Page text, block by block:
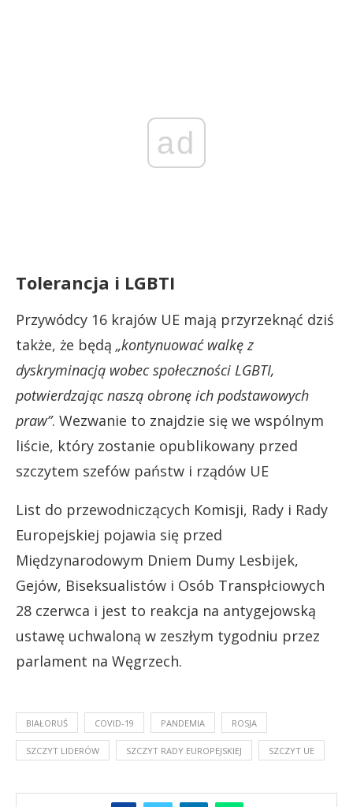
ad
Tolerancja i LGBTI
Przywódcy 16 krajów UE mają przyrzeknąć dziś
także, że będą „kontynuować walkę z
dyskryminacją wobec społeczności LGBTI,
potwierdzając naszą obronę ich podstawowych
praw”. Wezwanie to znajdzie się we wspólnym
liście, który zostanie opublikowany przed
szczytem szefów państw i rządów UE
List do przewodniczących Komisji, Rady i Rady
Europejskiej pojawia się przed
Międzynarodowym Dniem Dumy Lesbijek,
Gejów, Biseksualistów i Osób Transpłciowych
28 czerwca i jest to reakcja na antygejowską
ustawę uchwaloną w zeszłym tygodniu przez
parlament na Węgrzech.
BIAŁORUŚ COVID-19 PANDEMIA ROSJA
SZCZYT LIDERÓW SZCZYT RADY EUROPEJSKIEJ SZCZYT UE